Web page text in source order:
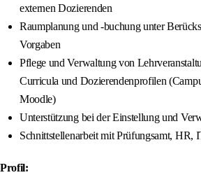
externen Dozierenden
Raumplanung und -buchung unter
Vorgaben
Pflege und Verwaltung von
Curricula und Dozierendenprofilen
Moodle)
Unterstützung bei der Einstellung und
Schnittstellenarbeit mit Prüfungsamt, HR,
Profil: